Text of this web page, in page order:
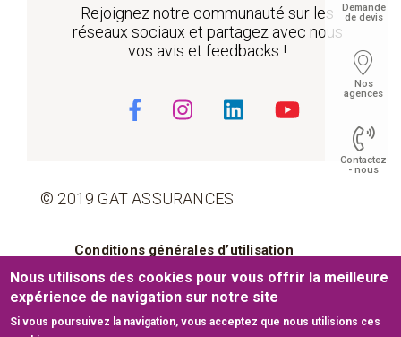
Rejoignez notre communauté sur les
réseaux sociaux et partagez avec nous
vos avis et feedbacks !
© 2019 GAT ASSURANCES
Pied de page
Conditions générales d’utilisation
Cookies Mentions légales
Plan du site
Float
Demande
de devis
Nos
agences
Contactez
- nous
Nous utilisons des cookies pour vous offrir la meilleure
expérience de navigation sur notre site
Si vous poursuivez la navigation, vous acceptez que nous utilisions ces